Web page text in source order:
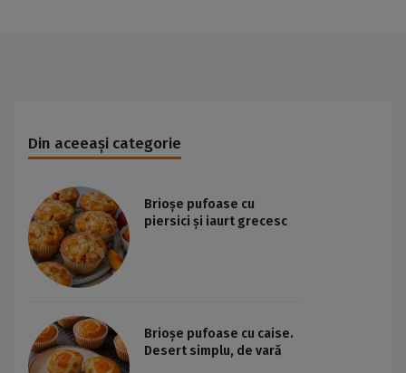
Din aceeași categorie
Brioșe pufoase cu
piersici și iaurt grecesc
Brioșe pufoase cu caise.
Desert simplu, de vară